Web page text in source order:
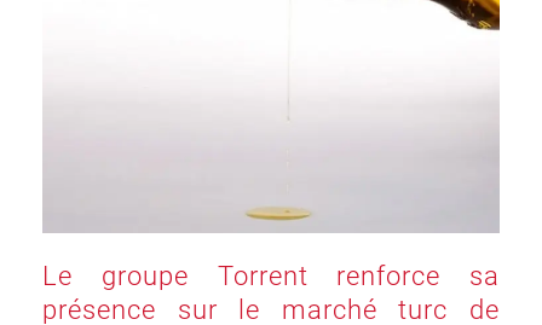
Le groupe Torrent renforce sa
présence sur le marché turc de